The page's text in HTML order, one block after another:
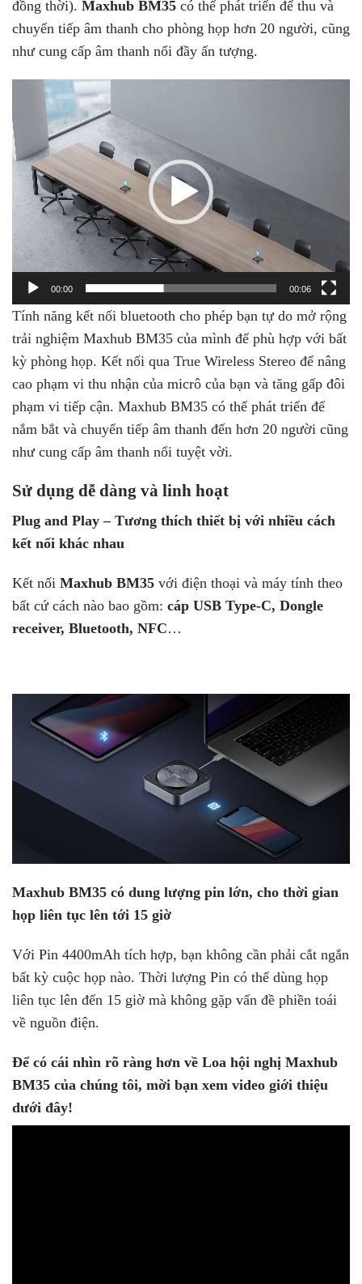
đồng thời). Maxhub BM35 có thể phát triển để thu và
chuyển tiếp âm thanh cho phòng họp hơn 20 người, cũng
như cung cấp âm thanh nổi đầy ấn tượng.
Video
00:00 00:06
Tính năng kết nối bluetooth cho phép bạn tự do mở rộng
trải nghiệm Maxhub BM35 của mình để phù hợp với bất
kỳ phòng họp. Kết nối qua True Wireless Stereo để nâng
cao phạm vi thu nhận của micrô của bạn và tăng gấp đôi
phạm vi tiếp cận. Maxhub BM35 có thể phát triển để
nắm bắt và chuyển tiếp âm thanh đến hơn 20 người cũng
như cung cấp âm thanh nổi tuyệt vời.
Sử dụng dễ dàng và linh hoạt
Plug and Play – Tương thích thiết bị với nhiều cách
kết nối khác nhau
Kết nối Maxhub BM35 với điện thoại và máy tính theo
bất cứ cách nào bao gồm: cáp USB Type-C, Dongle
receiver, Bluetooth, NFC…
Maxhub BM35 có dung lượng pin lớn, cho thời gian
họp liên tục lên tới 15 giờ
Với Pin 4400mAh tích hợp, bạn không cần phải cắt ngắn
bất kỳ cuộc họp nào. Thời lượng Pin có thể dùng họp
liên tục lên đến 15 giờ mà không gặp vấn đề phiền toái
về nguồn điện.
Để có cái nhìn rõ ràng hơn về Loa hội nghị Maxhub
BM35 của chúng tôi, mời bạn xem video giới thiệu
dưới đây!